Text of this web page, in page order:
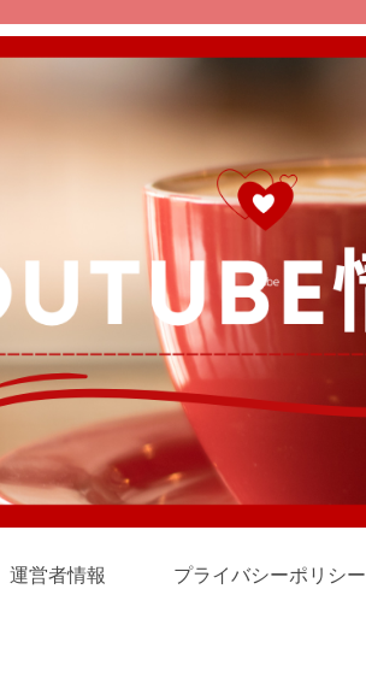
運営者情報 プライバシーポリシー